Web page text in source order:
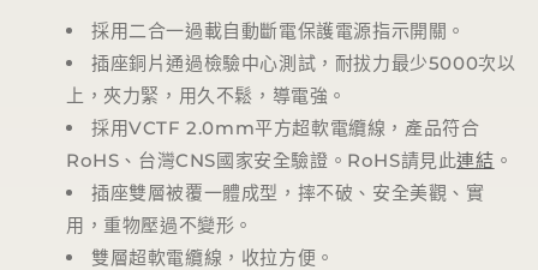
採用二合一過載自動斷電保護電源指示開關。
插座銅片通過檢驗中心測試，耐拔力最少5000次以
上，夾力緊，用久不鬆，導電強。
採用VCTF 2.0mm平方超軟電纜線，產品符合
RoHS 、台灣CNS國家安全驗證。RoHS請見此連結 。
插座雙層被覆一體成型，摔不破、安全美觀、實
用，重物壓過不變形。
雙層超軟電纜線，收拉方便。